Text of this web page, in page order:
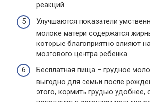
реакций.
Улучшаются показатели
молоке матери содержатся
которые благоприятно влияют
мозгового центра ребенка.
Бесплатная пища – грудное
выгодно для семьи после
этого, кормить грудью удобнее,